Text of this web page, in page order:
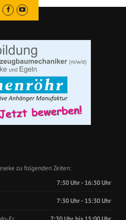
zu folgenden Zeiten:
7:30 Uhr - 16:30 Uhr
7:30 Uhr - 15:30 Uhr